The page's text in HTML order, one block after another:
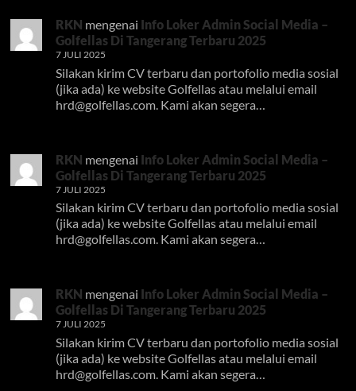
RKN mengenai Info Loker Admin Social Media –
Golfellas Di Tangerang Terbaru 2025
7 JULI 2025
Silakan kirim CV terbaru dan portofolio media sosial
(jika ada) ke website Golfellas atau melalui email
hrd@golfellas.com . Kami akan segera…
RKN mengenai Info Loker Admin Social Media –
Golfellas Di Tangerang Terbaru 2025
7 JULI 2025
Silakan kirim CV terbaru dan portofolio media sosial
(jika ada) ke website Golfellas atau melalui email
hrd@golfellas.com. Kami akan segera…
RKN mengenai Info Loker Admin Social Media –
Golfellas Di Tangerang Terbaru 2025
7 JULI 2025
Silakan kirim CV terbaru dan portofolio media sosial
(jika ada) ke website Golfellas atau melalui email
hrd@golfellas.com. Kami akan segera…